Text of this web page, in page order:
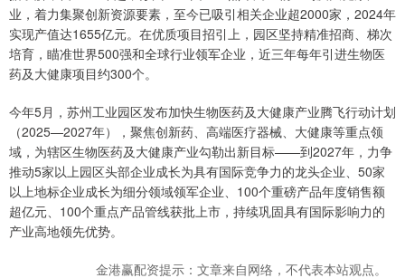
业，着力集聚创新资源要素，至今已吸引相关企业超2000家，2024年
实现产值达1655亿元。在优质项目招引上，园区坚持精准招商、梯次
培育，瞄准世界500强和全球行业领军企业，近三年每年引进生物医
药及大健康项目约300个。
今年5月，苏州工业园区发布加快生物医药及大健康产业腾飞行动计划
（2025—2027年），聚焦创新药、高端医疗器械、大健康等重点领
域，为辖区生物医药及大健康产业勾勒出新目标——到2027年，力争
推动5家以上园区头部企业成长为具有国际竞争力的龙头企业、50家
以上地标企业成长为细分领域领军企业、100个重磅产品年度销售额
超亿元、100个重点产品管线获批上市，持续巩固具有国际影响力的
产业高地领先优势。
金港赢配资提示：文章来自网络，不代表本站观点。